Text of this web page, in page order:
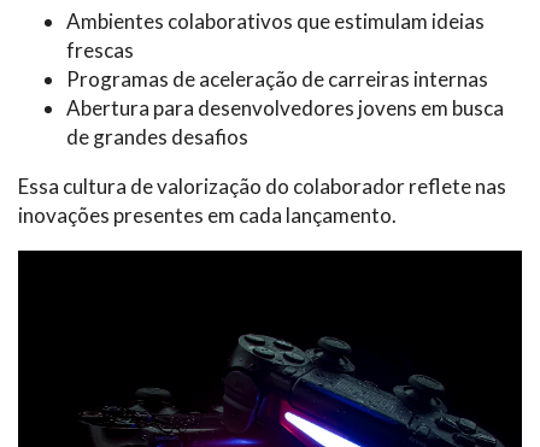
Ambientes colaborativos que estimulam ideias
frescas
Programas de aceleração de carreiras internas
Abertura para desenvolvedores jovens em busca
de grandes desafios
Essa cultura de valorização do colaborador reflete nas
inovações presentes em cada lançamento.